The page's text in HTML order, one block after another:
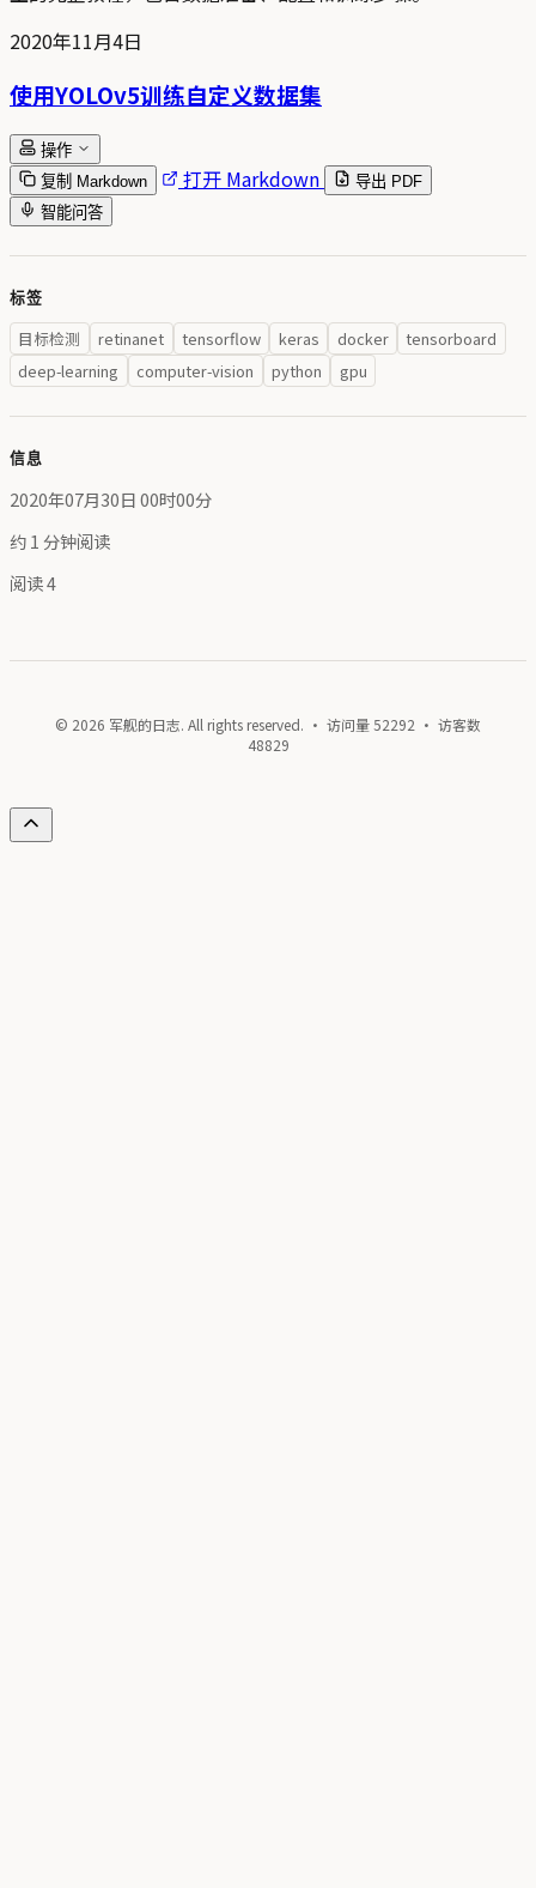
2020年11月4日
使用YOLOv5训练自定义数据集
操作
复制 Markdown
打开 Markdown
导出 PDF
智能问答
标签
目标检测 retinanet tensorflow keras docker
tensorboard
deep-learning
computer-vision python gpu
信息
2020年07月30日 00时00分
约 1 分钟阅读
阅读4
© 2026 军舰的日志. All rights reserved. · 访问量52292 · 访客数
48829